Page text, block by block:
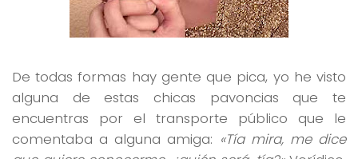
De todas formas hay gente que pica, yo he visto
alguna de estas chicas pavoncias que te
encuentras por el transporte público que le
comentaba a alguna amiga: «Tía mira, me dice